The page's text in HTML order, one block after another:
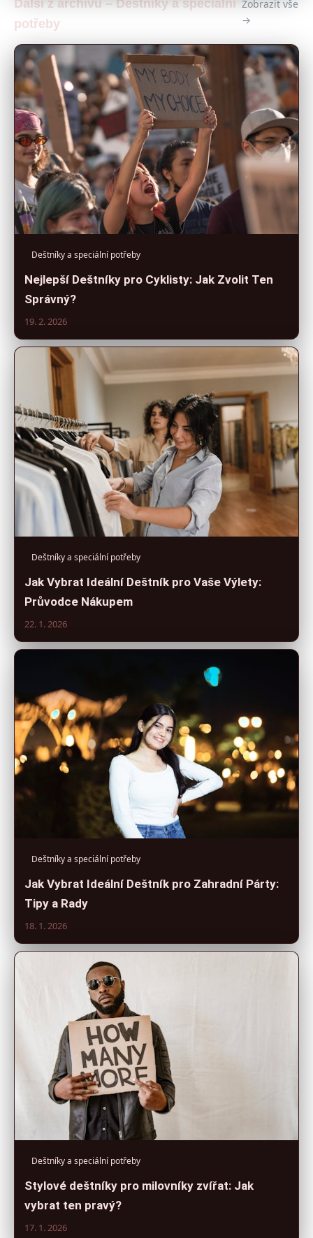
Další z archivu – Deštníky a speciální
potřeby
Zobrazit vše
→
Deštníky a speciální potřeby
Nejlepší Deštníky pro Cyklisty: Jak Zvolit Ten
Správný?
19. 2. 2026
Deštníky a speciální potřeby
Jak Vybrat Ideální Deštník pro Vaše Výlety:
Průvodce Nákupem
22. 1. 2026
Deštníky a speciální potřeby
Jak Vybrat Ideální Deštník pro Zahradní Párty:
Tipy a Rady
18. 1. 2026
Deštníky a speciální potřeby
Stylové deštníky pro milovníky zvířat: Jak
vybrat ten pravý?
17. 1. 2026